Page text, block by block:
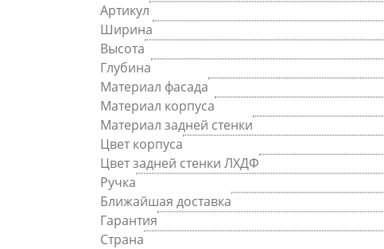
Артикул
Ширина
Высота
Глубина
Материал фасада
Материал корпуса
Материал задней стенки
Цвет корпуса
Цвет задней стенки ЛХДФ
Ручка
Ближайшая доставка
Гарантия
Страна